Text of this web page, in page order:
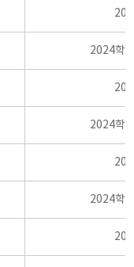
2024학
2024학
2024학